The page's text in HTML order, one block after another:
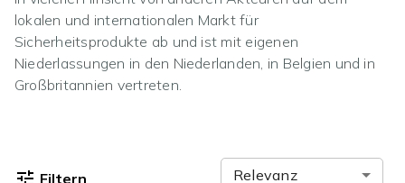
lokalen und internationalen Markt für
Sicherheitsprodukte ab und ist mit eigenen
Niederlassungen in den Niederlanden, in Belgien und in
Großbritannien vertreten.
Filtern Relevanz